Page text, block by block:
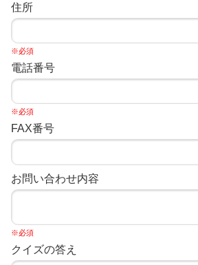
住所
※必須
電話番号
※必須
FAX番号
お問い合わせ内容
※必須
クイズの答え